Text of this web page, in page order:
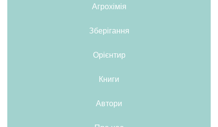
Агрохімія
Зберігання
Орієнтир
Книги
Автори